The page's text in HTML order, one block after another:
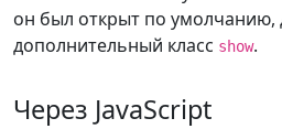
он был открыт по умолчанию,
дополнительный класс show.
Через JavaScript